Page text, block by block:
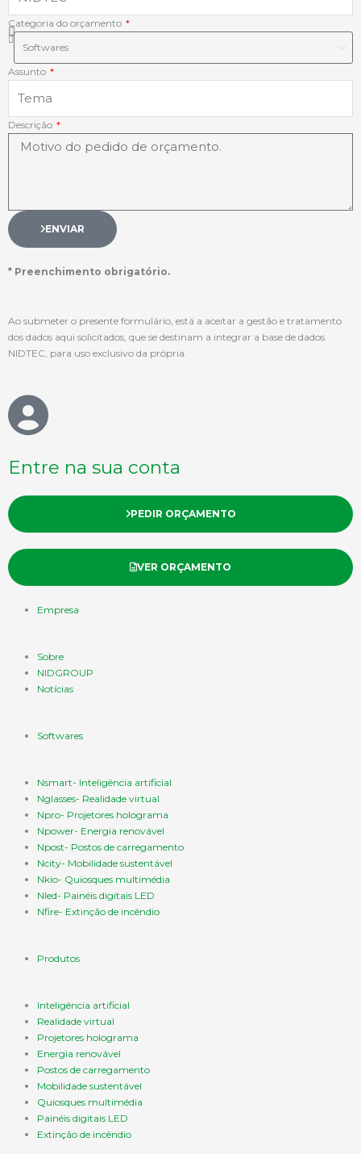
Categoria do orçamento
Assunto
Descrição
ENVIAR
* Preenchimento obrigatório.
Ao submeter o presente formulário, está a aceitar a gestão e tratamento
dos dados aqui solicitados, que se destinam a integrar a base de dados
NIDTEC, para uso exclusivo da própria.
Entre na sua conta
PEDIR ORÇAMENTO
VER ORÇAMENTO
Empresa
Sobre
NIDGROUP
Notícias
Softwares
Nsmart- Inteligência artificial
Nglasses- Realidade virtual
Npro- Projetores holograma
Npower- Energia renovável
Npost- Postos de carregamento
Ncity- Mobilidade sustentável
Nkio- Quiosques multimédia
Nled- Painéis digitais LED
Nfire- Extinção de incêndio
Produtos
Inteligência artificial
Realidade virtual
Projetores holograma
Energia renovável
Postos de carregamento
Mobilidade sustentável
Quiosques multimédia
Painéis digitais LED
Extinção de incêndio